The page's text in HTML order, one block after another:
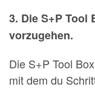
3. Die S+P
vorzugehen.
Die S+P Tool
mit dem du